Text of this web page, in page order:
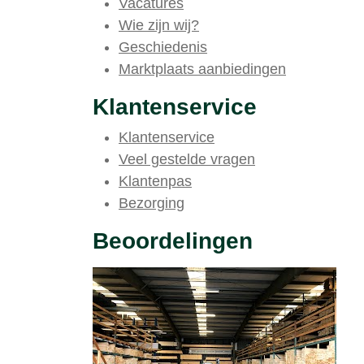
Vacatures
Wie zijn wij?
Geschiedenis
Marktplaats aanbiedingen
Klantenservice
Klantenservice
Veel gestelde vragen
Klantenpas
Bezorging
Beoordelingen